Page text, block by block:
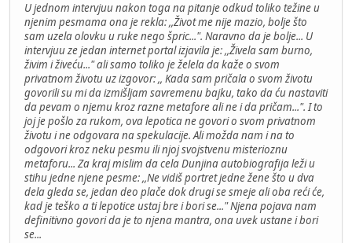
U jednom intervjuu nakon toga na pitanje odkud toliko težine u
njenim pesmama ona je rekla: ,,Život me nije mazio, bolje što
sam uzela olovku u ruke nego špric...". Naravno da je bolje... U
intervjuu ze jedan internet portal izjavila je: ,,Živela sam burno,
živim i živeću..." ali samo toliko je želela da kaže o svom
privatnom životu uz izgovor: ,, Kada sam pričala o svom životu
govorili su mi da izmišljam savremenu bajku, tako da ću nastaviti
da pevam o njemu kroz razne metafore ali ne i da pričam...". I to
joj je pošlo za rukom, ova lepotica ne govori o svom privatnom
životu i ne odgovara na spekulacije. Ali možda nam i na to
odgovori kroz neku pesmu ili njoj svojstvenu misterioznu
metaforu... Za kraj mislim da cela Dunjina autobiografija leži u
stihu jedne njene pesme: ,,Ne vidiš portret jedne žene što u dva
dela gleda se, jedan deo plače dok drugi se smeje ali oba reći će,
kad je teško a ti lepotice ustaj bre i bori se..." Njena pojava nam
definitivno govori da je to njena mantra, ona uvek ustane i bori
se...